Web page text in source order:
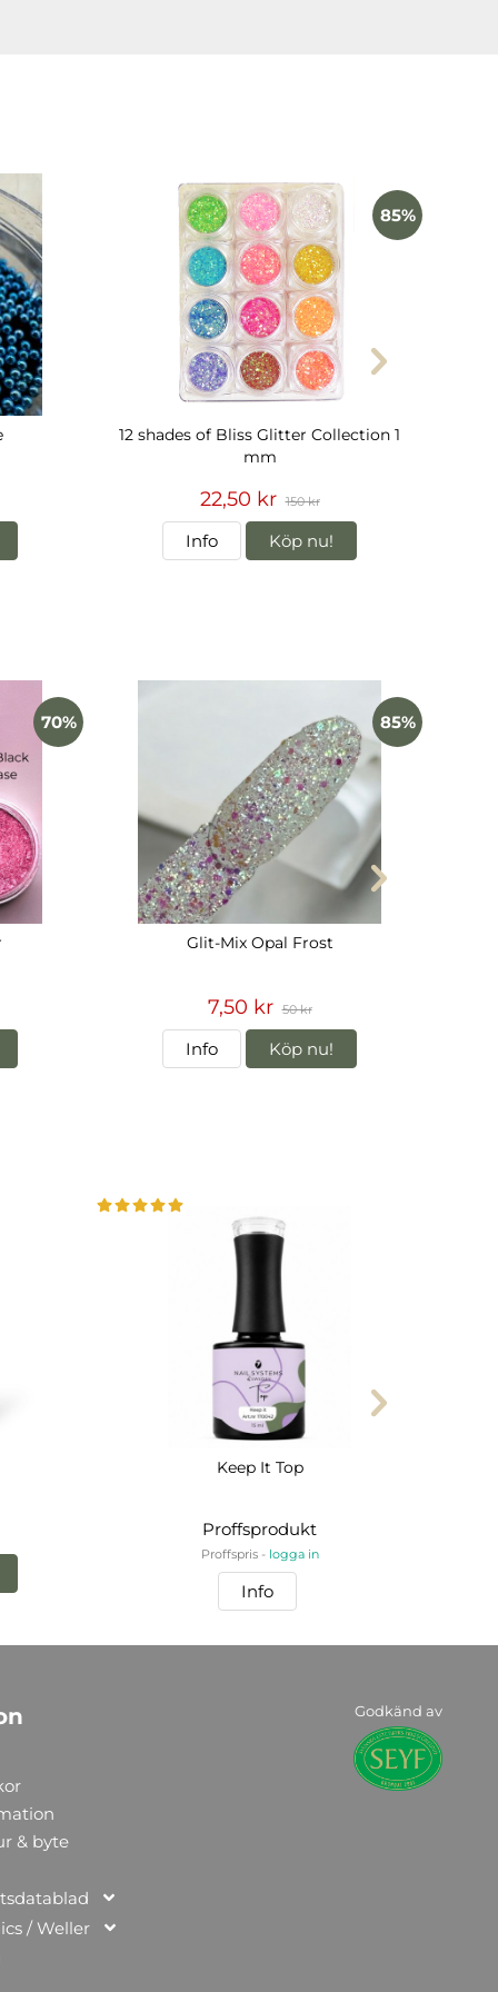
85%
12 shades of Bliss Glitter Collection 1
mm
22,50 kr 150 kr
Info Köp nu!
70% 85%
Glit-Mix Opal Frost
7,50 kr 50 kr
Info Köp nu!
Keep It Top
Proffsprodukt
Proffspris - logga in
Info
& byte
/ Weller
Godkänd av